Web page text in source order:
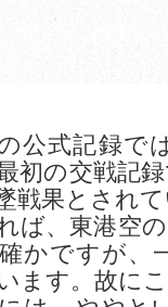
公式記録で
初の交戦記
戦果とされ
ば、東港空
かですが、
ます。故に